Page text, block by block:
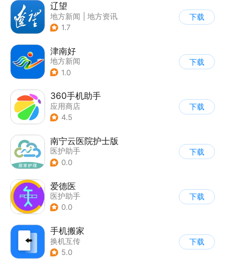
辽望
地方新闻
地方资讯
1.7
下载
津南好
地方新闻
1.0
下载
360手机助手
应用商店
4.5
下载
南宁云医院护士版
医护助手
0.0
下载
爱德医
医护助手
0.0
下载
手机搬家
换机互传
5.0
下载